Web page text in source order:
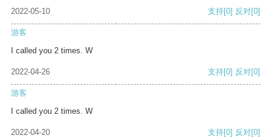
2022-05-10 支持[0] 反对[0]
游客
I called you 2 times. W
2022-04-26 支持[0] 反对[0]
游客
I called you 2 times. W
2022-04-20 支持[0] 反对[0]